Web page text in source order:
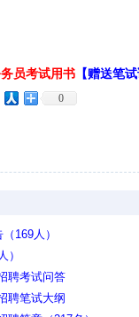
员考试用书 【赠送笔
0
169人）
）
聘考试问答
聘笔试大纲